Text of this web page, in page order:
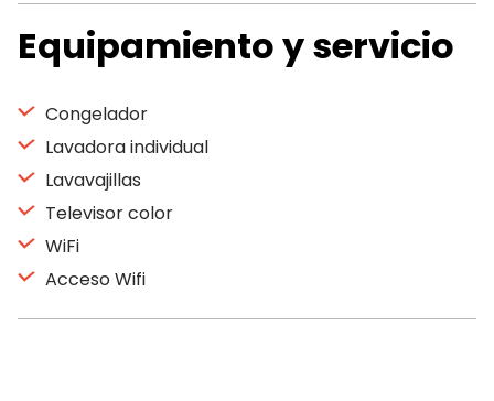
Equipamiento y servicio
Congelador
Lavadora individual
Lavavajillas
Televisor color
WiFi
Acceso Wifi